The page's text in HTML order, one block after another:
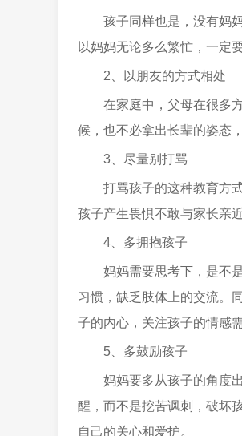
孩子同样也是，没有妈
以妈妈无论多么繁忙，一定
2、以朋友的方式相处
在家庭中，父母在很多
候，也不必拿出长辈的姿态
3、尽量别打骂
打骂孩子的这种教育方
孩子产生畏惧不敢与家长亲
4、多拥抱孩子
妈妈需要思考下，是不
习惯，缺乏肢体上的交流。
子的内心，关注孩子的情感
5、多鼓励孩子
妈妈要多从孩子的角度
醒，而不是挖苦讽刺，破坏
自己的关心和爱护。